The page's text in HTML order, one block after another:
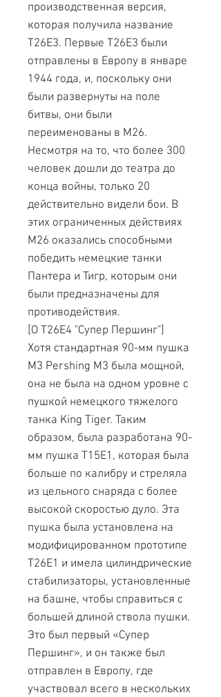
производственная версия,
которая получила название
T26E3. Первые T26E3 были
отправлены в Европу в январе
1944 года, и, поскольку они
были развернуты на поле
битвы, они были
переименованы в M26.
Несмотря на то, что более 300
человек дошли до театра до
конца войны, только 20
действительно видели бои. В
этих ограниченных действиях
М26 оказались способными
победить немецкие танки
Пантера и Тигр, которым они
были предназначены для
противодействия.
[О T26E4 "Супер Першинг"]
Хотя стандартная 90-мм пушка
M3 Pershing M3 была мощной,
она не была на одном уровне с
пушкой немецкого тяжелого
танка King Tiger. Таким
образом, была разработана 90-
мм пушка T15E1, которая была
больше по калибру и стреляла
из цельного снаряда с более
высокой скоростью дуло. Эта
пушка была установлена ​​на
модифицированном прототипе
T26E1 и имела цилиндрические
стабилизаторы, установленные
на башне, чтобы справиться с
большей длиной ствола пушки.
Это был первый «Супер
Першинг», и он также был
отправлен в Европу, где
участвовал всего в нескольких